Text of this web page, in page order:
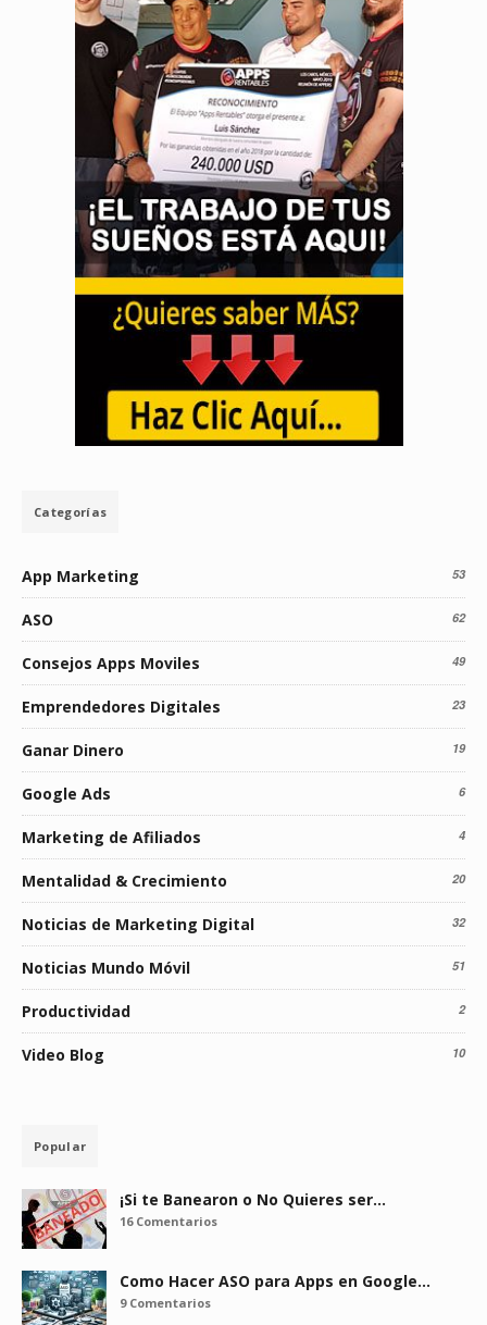
Categorías
App Marketing 53
ASO 62
Consejos Apps Moviles 49
Emprendedores Digitales 23
Ganar Dinero 19
Google Ads 6
Marketing de Afiliados 4
Mentalidad & Crecimiento 20
Noticias de Marketing Digital 32
Noticias Mundo Móvil 51
Productividad 2
Video Blog 10
Popular
¡Si te Banearon o No Quieres ser…
16 Comentarios
Como Hacer ASO para Apps en Google…
9 Comentarios